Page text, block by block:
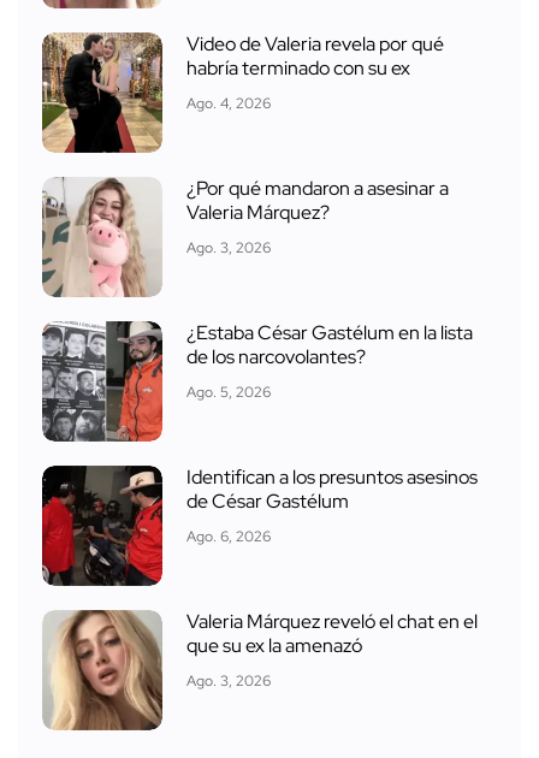
Video de Valeria revela por qué
habría terminado con su ex
Ago. 4, 2026
¿Por qué mandaron a asesinar a
Valeria Márquez?
Ago. 3, 2026
¿Estaba César Gastélum en la lista
de los narcovolantes?
Ago. 5, 2026
Identifican a los presuntos asesinos
de César Gastélum
Ago. 6, 2026
Valeria Márquez reveló el chat en el
que su ex la amenazó
Ago. 3, 2026